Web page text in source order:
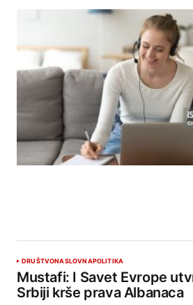
DRUŠTVONASLOVNAPOLITIKA
Mustafi: I Savet Evrope
Srbiji krše prava Albanaca